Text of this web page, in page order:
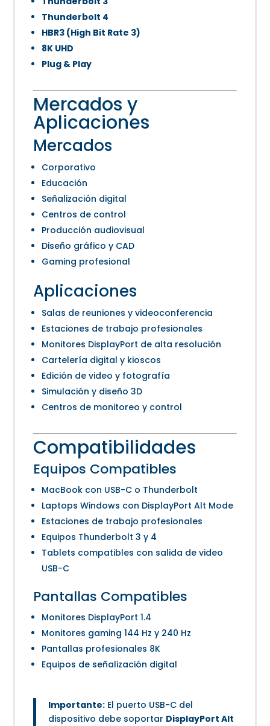
Thunderbolt 4
HBR3 (High Bit Rate 3)
8K UHD
Plug & Play
Mercados y
Aplicaciones
Mercados
Corporativo
Educación
Señalización digital
Centros de control
Producción audiovisual
Diseño gráfico y CAD
Gaming profesional
Aplicaciones
Salas de reuniones y videoconferencia
Estaciones de trabajo profesionales
Monitores DisplayPort de alta resolución
Cartelería digital y kioscos
Edición de video y fotografía
Simulación y diseño 3D
Centros de monitoreo y control
Compatibilidades
Equipos Compatibles
MacBook con USB-C o Thunderbolt
Laptops Windows con DisplayPort Alt Mode
Estaciones de trabajo profesionales
Equipos Thunderbolt 3 y 4
Tablets compatibles con salida de video
USB-C
Pantallas Compatibles
Monitores DisplayPort 1.4
Monitores gaming 144 Hz y 240 Hz
Pantallas profesionales 8K
Equipos de señalización digital
Importante: El puerto USB-C del
dispositivo debe soportar DisplayPort Alt